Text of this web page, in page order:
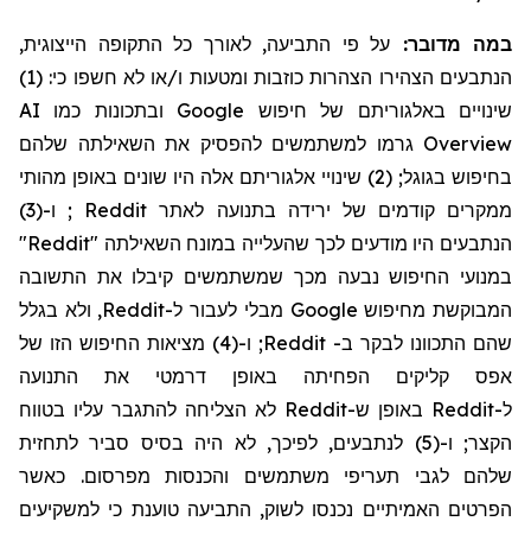
במה מדובר: על פי התביעה, לאורך כל התקופה הייצוגית,
הנתבעים הצהירו הצהרות כוזבות ומטעות ו/או לא חשפו כי: (1)
שינויים באלגוריתם של חיפוש Google ובתכונות כמו AI
Overview גרמו למשתמשים להפסיק את השאילתה שלהם
בחיפוש בגוגל; (2)
שינויי אלגוריתם אלה היו שונים באופן מהותי
ממקרים קודמים של ירידה בתנועה לאתר Reddit ; ו-(3)
הנתבעים היו מודעים לכך שהעלייה במונח השאילתה "Reddit
"
במנועי החיפוש נבעה מכך שמשתמשים קיבלו את התשובה
המבוקשת מחיפוש Google מבלי לעבור ל-Reddit, ולא בגלל
שהם התכוונו לבקר ב- Reddit; ו-(4)
מציאות החיפוש הזו של
אפס קליקים הפחיתה באופן דרמטי את התנועה
ל-Reddit באופן ש-Reddit לא הצליחה להתגבר עליו בטווח
הקצר; ו-(5) לנתבעים, לפיכך, לא היה בסיס סביר לתחזית
שלהם לגבי תעריפי משתמשים והכנסות מפרסום. כאשר
הפרטים האמיתיים נכנסו לשוק, התביעה טוענת כי למשקיעים